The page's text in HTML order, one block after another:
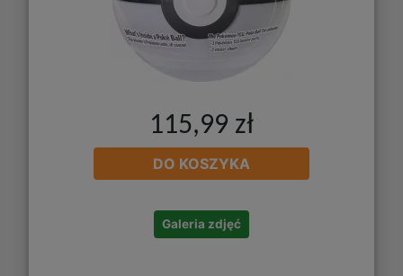
115,99 zł
DO KOSZYKA
Galeria zdjęć